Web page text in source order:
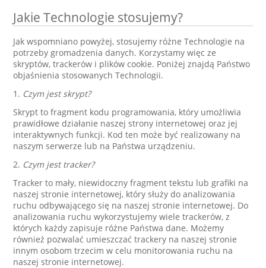
Jakie Technologie stosujemy?
Jak wspomniano powyżej, stosujemy różne Technologie na
potrzeby gromadzenia danych. Korzystamy więc ze
skryptów, trackerów i plików cookie. Poniżej znajdą Państwo
objaśnienia stosowanych Technologii.
1. Czym jest skrypt?
Skrypt to fragment kodu programowania, który umożliwia
prawidłowe działanie naszej strony internetowej oraz jej
interaktywnych funkcji. Kod ten może być realizowany na
naszym serwerze lub na Państwa urządzeniu.
2. Czym jest tracker?
Tracker to mały, niewidoczny fragment tekstu lub grafiki na
naszej stronie internetowej, który służy do analizowania
ruchu odbywającego się na naszej stronie internetowej. Do
analizowania ruchu wykorzystujemy wiele trackerów, z
których każdy zapisuje różne Państwa dane. Możemy
również pozwalać umieszczać trackery na naszej stronie
innym osobom trzecim w celu monitorowania ruchu na
naszej stronie internetowej.